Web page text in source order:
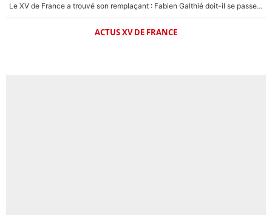
Le XV de France a trouvé son remplaçant : Fabien Galthié doit-il se passer d'Antoine Dupont ?
ACTUS XV DE FRANCE